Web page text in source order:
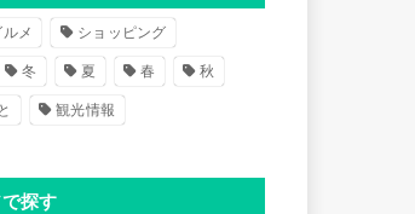
ルメ ショッピング
冬 夏 春 秋
観光情報
探す